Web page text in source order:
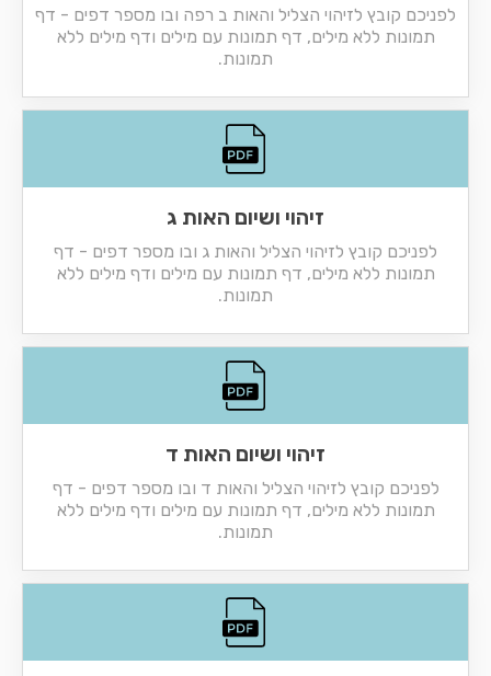
לפניכם קובץ לזיהוי הצליל והאות ב רפה ובו מספר דפים - דף
תמונות ללא מילים, דף תמונות עם מילים ודף מילים ללא
תמונות.
זיהוי ושיום האות ג
לפניכם קובץ לזיהוי הצליל והאות ג ובו מספר דפים - דף
תמונות ללא מילים, דף תמונות עם מילים ודף מילים ללא
תמונות.
זיהוי ושיום האות ד
לפניכם קובץ לזיהוי הצליל והאות ד ובו מספר דפים - דף
תמונות ללא מילים, דף תמונות עם מילים ודף מילים ללא
תמונות.